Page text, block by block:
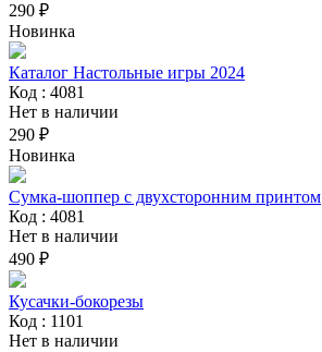
290 ₽
Новинка
Каталог Настольные игры 2024
Код : 4081
Нет в наличии
290 ₽
Новинка
Сумка-шоппер с двухсторонним принтом
Код : 4081
Нет в наличии
490 ₽
Кусачки-бокорезы
Код : 1101
Нет в наличии